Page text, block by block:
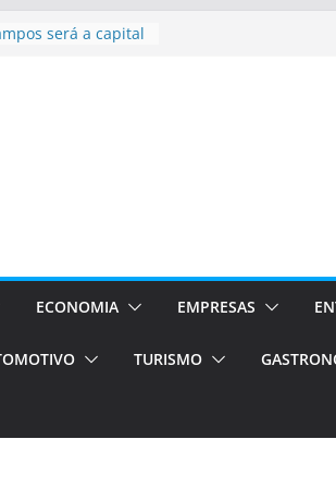
para o segundo
de volta!
Orientados
de transfer,
ECONOMIA EMPRESAS
TURISMO